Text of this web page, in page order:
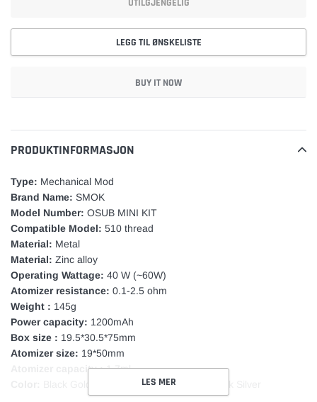
UTILGJENGELIG
LEGG TIL ØNSKELISTE
BUY IT NOW
599,00
kr
til
vare
PRODUKTINFORMASJON
Type: Mechanical Mod
Brand Name: SMOK
Model Number: OSUB MINI KIT
Compatible Model: 510 thread
Material: Metal
Material: Zinc alloy
Operating Wattage: 40 W (~60W)
Atomizer resistance: 0.1-2.5 ohm
Weight : 145g
Power capacity: 1200mAh
Box size : 19.5*30.5*75mm
Atomizer size: 19*50mm
Atomizer capacity :1.7ml
Black Gold, White, Cherry, Stainless, Black Silver
LES MER